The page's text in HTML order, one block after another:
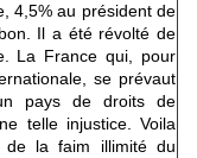
4,5% au président de
Il a été révolté de
La France qui, pour
se prévaut
pays de droits de
telle injustice. Voila
de la faim illimité du